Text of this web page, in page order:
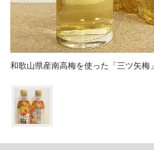
和歌山県産南高梅を使った「三ツ矢梅」